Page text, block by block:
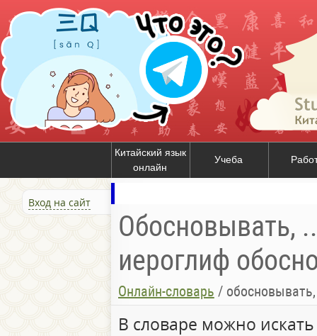
Китайский язык
онлайн
Учеба
Вход на сайт
Обосновывать,
иероглиф
Онлайн-словарь / обосновывать,
В словаре можно